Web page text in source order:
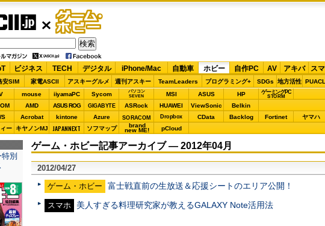
ゲーム・
ホビー
ビジネス TECH デジタル iPhone/Mac 自動車 ホビー 自作PC AV アキバ ス
安SIM 家電ASCII アスキーグルメ 週刊アスキー TeamLeaders プログラミング+ SDGs 地方活性
mouse iiyamaPC Sycom
パソコン
SEVEN
MSI ASUS HP ゲーミングPC
STORM
AMD ASUS ROG GIGABYTE ASRock HUAWEI ViewSonic Belkin
Acrobat kintone Azure SORACOM Dropbox CData Backlog Fortinet ヤマハ
ー キヤノンMJ JAPANNEXT ソフマップ brand
new ME! pCloud
ゲーム・ホビー記事アーカイブ ― 2012年04月
2012/04/27
ゲーム・ホビー
富士戦直前の生放送＆応援シートのエリア公開！
スマホ 美人すぎる料理研究家が教えるGALAXY Note活用法
別